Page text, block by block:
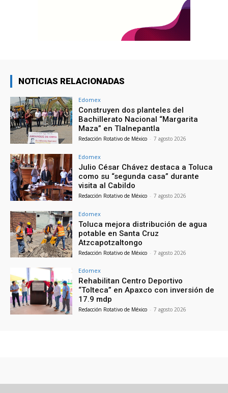
NOTICIAS RELACIONADAS
Edomex
Construyen dos planteles del
Bachillerato Nacional “Margarita
Maza” en Tlalnepantla
Redacción Rotativo de México - 7 agosto 2026
Edomex
Julio César Chávez destaca a Toluca
como su “segunda casa” durante
visita al Cabildo
Redacción Rotativo de México - 7 agosto 2026
Edomex
Toluca mejora distribución de agua
potable en Santa Cruz
Atzcapotzaltongo
Redacción Rotativo de México - 7 agosto 2026
Edomex
Rehabilitan Centro Deportivo
“Tolteca” en Apaxco con inversión de
17.9 mdp
Redacción Rotativo de México - 7 agosto 2026